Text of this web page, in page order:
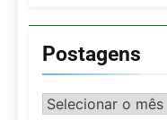
Postagens
Postagens